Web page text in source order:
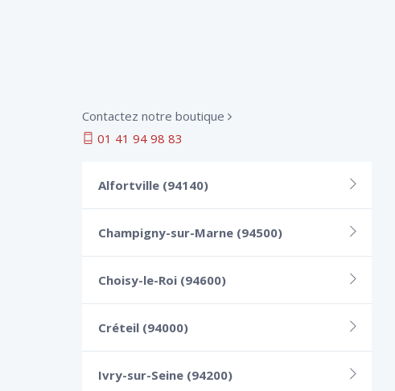
Contactez notre boutique
01 41 94 98 83
Alfortville (94140)
Champigny-sur-Marne (94500)
Choisy-le-Roi (94600)
Créteil (94000)
Ivry-sur-Seine (94200)